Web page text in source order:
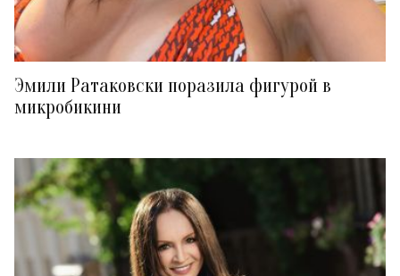
Эмили Ратаковски поразила фигурой в
микробикини